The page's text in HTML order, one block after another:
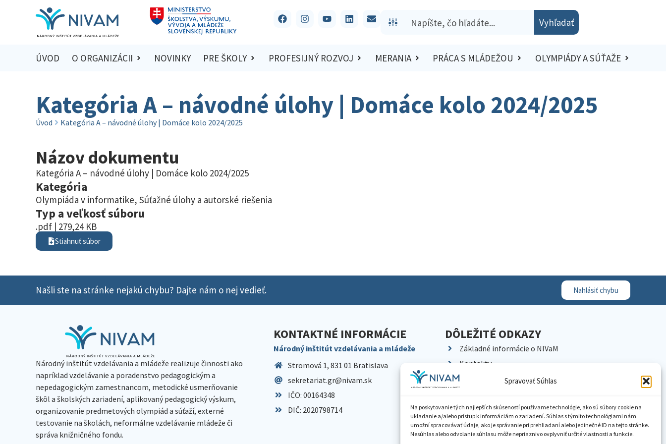
Spravovať Súhlas
Na poskytovanie tých najlepších skúseností používame technológie, ako sú súbory cookie na
ukladanie a/alebo prístup k informáciám o zariadení. Súhlas s týmito technológiami nám
umožní spracovávať údaje, ako je správanie pri prehliadaní alebo jedinečné ID na tejto stránke.
Nesúhlas alebo odvolanie súhlasu môže nepriaznivo ovplyvniť určité vlastnosti a funkcie.
Vyhľadať
ÚVOD O ORGANIZÁCII NOVINKY PRE ŠKOLY PROFESIJNÝ ROZVOJ MERANIA PRÁCA S MLÁDEŽOU OLYMPIÁDY A SÚŤAŽE
Kategória A – návodné úlohy | Domáce kolo 2024/2025
Úvod Kategória A – návodné úlohy | Domáce kolo 2024/2025
Názov dokumentu
Kategória A – návodné úlohy | Domáce kolo 2024/2025
Kategória
Olympiáda v informatike, Súťažné úlohy a autorské riešenia
Typ a veľkosť súboru
.pdf | 279,24 KB
Stiahnuť súbor
Našli ste na stránke nejakú chybu? Dajte nám o nej vedieť. Nahlásiť chybu
Národný inštitút vzdelávania a mládeže realizuje činnosti ako
napríklad vzdelávanie a poradenstvo pedagogickým a
nepedagogickým zamestnancom, metodické usmerňovanie
škôl a školských zariadení, aplikovaný pedagogický výskum,
organizovanie predmetových olympiád a súťaží, externé
testovanie na školách, neformálne vzdelávanie mládeže či
správa knižničného fondu.
KONTAKTNÉ INFORMÁCIE
Národný inštitút vzdelávania a mládeže
Stromová 1, 831 01 Bratislava
sekretariat.gr@nivam.sk
IČO: 00164348
DIČ: 2020798714
DÔLEŽITÉ ODKAZY
Základné informácie o NIVaM
Kontakty
Kariéra
Pracoviská NIVaM
Dokumenty inštitúcie
Knižnica